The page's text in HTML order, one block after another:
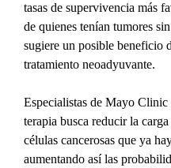
tasas de supervivencia más
de quienes tenían tumores
sugiere un posible beneficio
tratamiento neoadyuvante.
Especialistas de Mayo
terapia busca reducir la
células cancerosas que ya
aumentando así las